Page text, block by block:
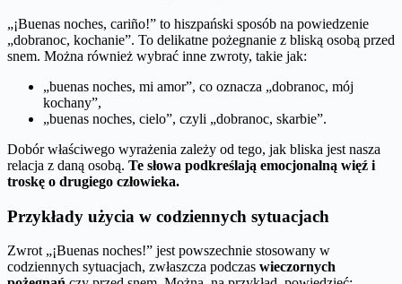
„¡Buenas noches, cariño!” to hiszpański sposób na powiedzenie
„dobranoc, kochanie”. To delikatne pożegnanie z bliską osobą przed
snem. Można również wybrać inne zwroty, takie jak:
„buenas noches, mi amor”, co oznacza „dobranoc, mój
kochany”,
„buenas noches, cielo”, czyli „dobranoc, skarbie”.
Dobór właściwego wyrażenia zależy od tego, jak bliska jest nasza
relacja z daną osobą. Te słowa podkreślają emocjonalną więź i
troskę o drugiego człowieka.
Przykłady użycia w codziennych sytuacjach
Zwrot „¡Buenas noches!” jest powszechnie stosowany w
codziennych sytuacjach, zwłaszcza podczas wieczornych